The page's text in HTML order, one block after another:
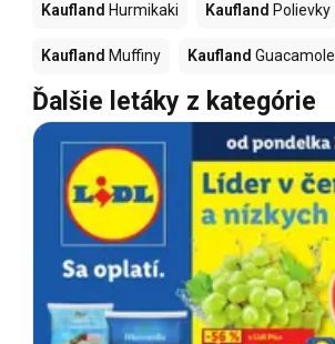
Kaufland Hurmikaki Kaufland Polievky
Kaufland Muffiny Kaufland Guacamole
Ďalšie letáky z kategórie